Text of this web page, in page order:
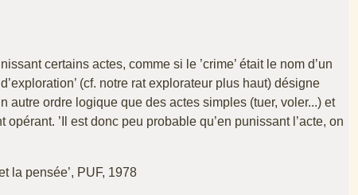
certains actes, comme si le ’crime’ était le nom d’un
(cf. notre rat explorateur plus haut) désigne
autre ordre logique que des actes simples (tuer, voler...) et
’Il est donc peu probable qu’en punissant l’acte, on
la pensée’, PUF, 1978